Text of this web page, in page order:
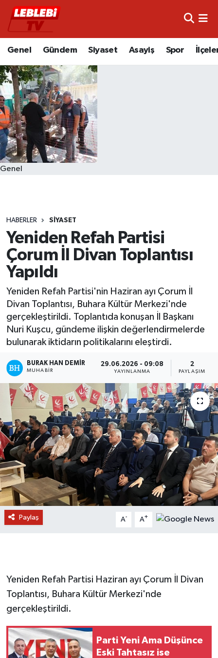
Genel Gündem Siyaset Asayiş Spor
Genel
HABERLER SIYASET
Yeniden Refah Partisi
Çorum İl Divan Toplantısı
Yapıldı
Yeniden Refah Partisi'nin Haziran ayı Çorum İl
Divan Toplantısı, Buhara Kültür Merkezi'nde
gerçekleştirildi. Toplantıda konuşan İl Başkanı
Nuri Kuşcu, gündeme ilişkin değerlendirmelerde
bulunarak iktidarın politikalarını eleştirdi.
BURAK HAN DEMIR
MUHABIR
29.06.2026 - 09:08
YAYINLANMA
2
PAYLAŞIM
Paylaş A- A+
Yeniden Refah Partisi Haziran ayı Çorum İl Divan
Toplantısı, Buhara Kültür Merkezi'nde
gerçekleştirildi.
Parti Yeni Ama Düşünce
Eski Tahtasız ise
Hava Durumu
Trafik Durumu
Süper Lig Puan Durumu ve Fikstür
Tüm Manşetler
Son Dakika Haberleri